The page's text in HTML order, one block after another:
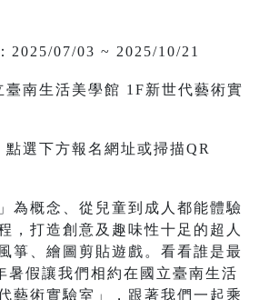
2025/07/03 ~ 2025/10/21
臺南生活美學館 1F新世代藝術實
點選下方報名網址或掃描QR
為概念、從兒童到成人都能體驗
，打造創意及趣味性十足的超人
箏、繪圖剪貼遊戲。看看誰是最
暑假讓我們相約在國立臺南生活
藝術實驗室」，跟著我們一起乘